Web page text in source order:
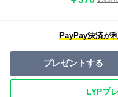
PayPay決済が
プレゼントする
LYPプ